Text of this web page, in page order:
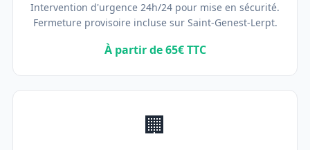
Intervention d'urgence 24h/24 pour mise en sécurité.
Fermeture provisoire incluse sur Saint-Genest-Lerpt.
À partir de 65€ TTC
🏢